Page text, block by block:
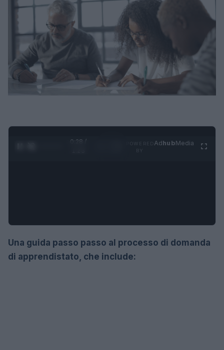
0:29 /
AdhubMedia
Una guida passo passo al processo di domanda
di apprendistato, che include: